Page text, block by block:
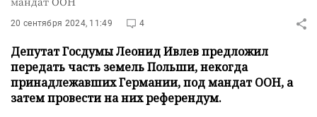
20 сентября 2024, 11:49 4
Депутат Госдумы Леонид Ивлев предложил
передать часть земель Польши, некогда
принадлежавших Германии, под мандат ООН, а
затем провести на них референдум.